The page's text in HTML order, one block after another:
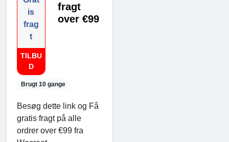
is
frag
t
TILBU
D
Brugt 10 gange
fragt
over €99
Besøg dette link og Få
gratis fragt på alle
ordrer over €99 fra